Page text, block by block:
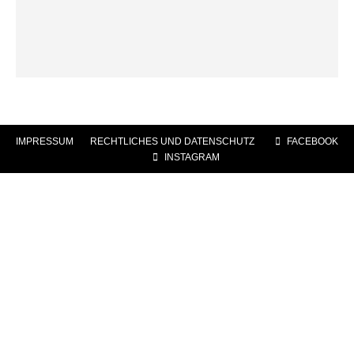
IMPRESSUM RECHTLICHES UND DATENSCHUTZ
FACEBOOK
INSTAGRAM